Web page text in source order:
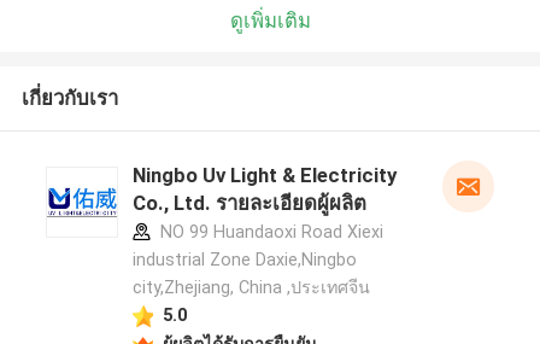
ดูเพิ่มเติม
เกี่ยวกับเรา
Ningbo Uv Light & Electricity
Co., Ltd. รายละเอียดผู้ผลิต
NO 99 Huandaoxi Road Xiexi
industrial Zone Daxie,Ningbo
city,Zhejiang, China ,ประเทศจีน
5.0